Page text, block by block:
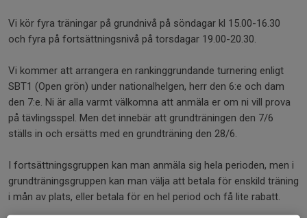
Vi kör fyra träningar på grundnivå på söndagar kl 15.00-16.30
och fyra på fortsättningsnivå på torsdagar 19.00-20.30.
Vi kommer att arrangera en rankinggrundande turnering enligt
SBT1 (Open grön) under nationalhelgen, herr den 6:e och dam
den 7:e. Ni är alla varmt välkomna att anmäla er om ni vill prova
på tävlingsspel. Men det innebär att grundträningen den 7/6
ställs in och ersätts med en grundträning den 28/6.
I fortsättningsgruppen kan man anmäla sig hela perioden, men i
grundträningsgruppen kan man välja att betala för enskild träning
i mån av plats, eller betala för en hel period och få lite rabatt.